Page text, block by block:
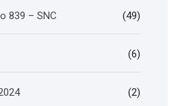
839 – SNC (49)
(6)
(2)